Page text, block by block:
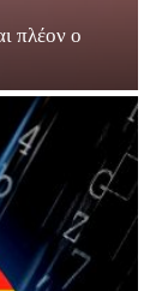
πλέον ο